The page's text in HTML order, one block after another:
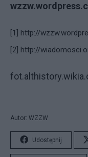
[1] http://
[2] http://
Autor: WZZW
Udostępnij